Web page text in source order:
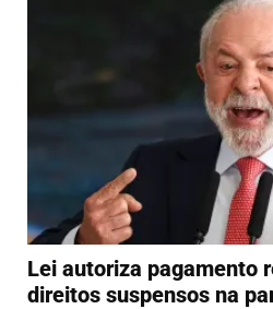
Lei autoriza pagamento
direitos suspensos na